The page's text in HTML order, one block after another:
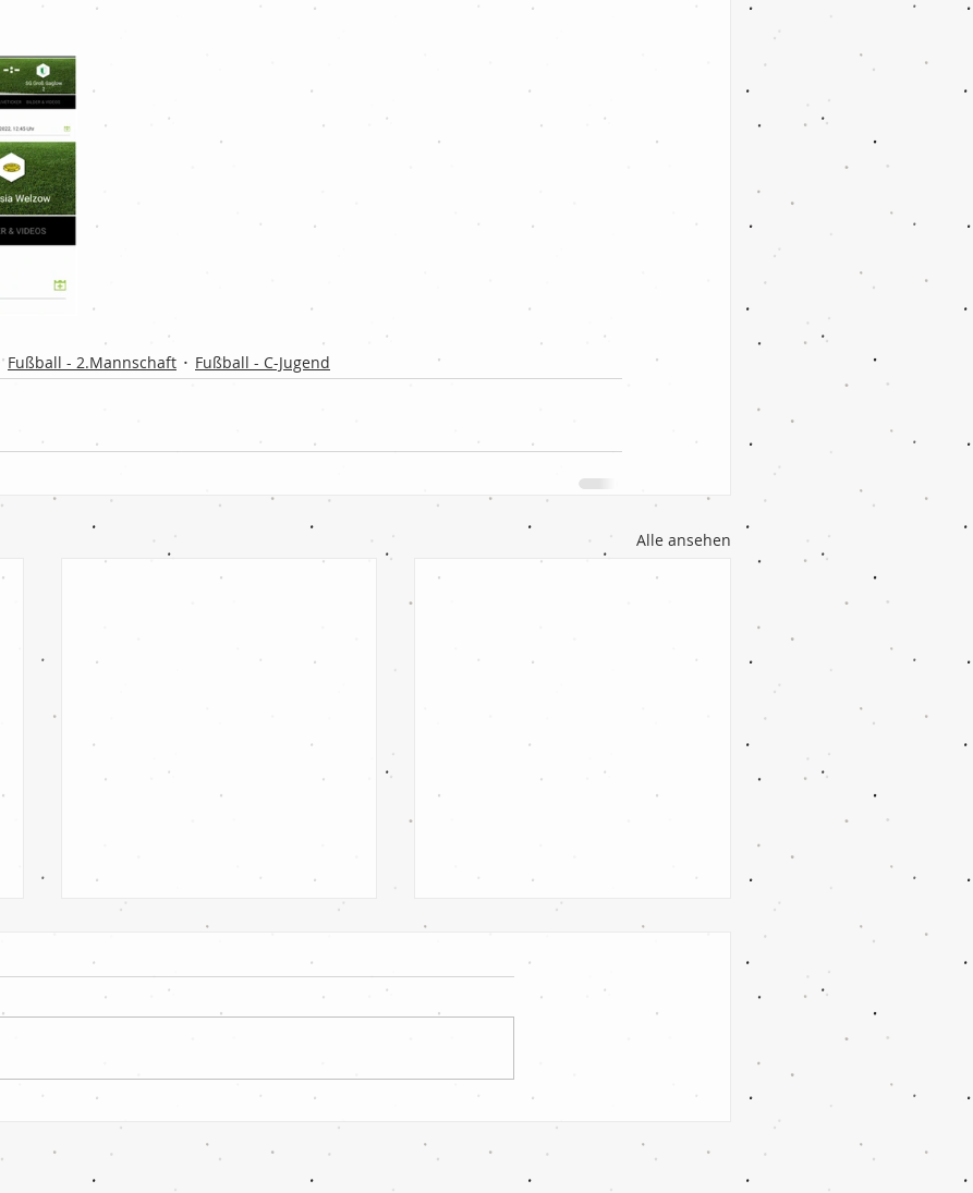
Fußball - 2.Mannschaft Fußball - C-Jugend
Alle ansehen
Kolkwitzer SV II vs SV
Leuthen/klein Oßnig 0:4 Sieg!
Lausitz Forst II